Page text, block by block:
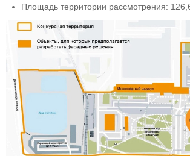
Площадь территории рассмотрения: